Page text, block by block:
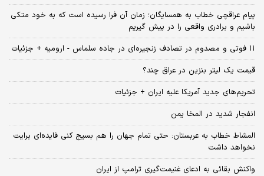
پیام عراقچی خطاب به همسایگان؛ زمان آن فرا رسیده است که به خود متکی
باشیم و برادری واقعی را در پیش گیریم
۱۱ فوتی و مصدوم در تصادف زنجیره‌ای در جاده سلماس - ارومیه + جزئیات
قیمت یک لیتر بنزین در عراق چند؟
تحریم‌های جدید آمریکا علیه ایران + جزئیات
انفجار شدید در المخا یمن
المشاط خطاب به عربستان: حتی تمام جهان را هم بسیج کنی فایده‌ای برایت
نخواهد داشت
واکنش بقائی به ادعای غنیمت‌گیری ترامپ از ایران